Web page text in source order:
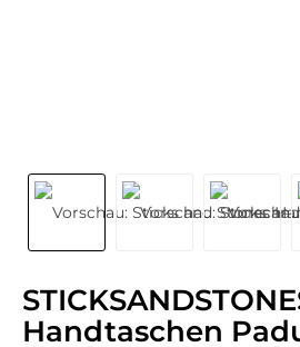
Handtaschen